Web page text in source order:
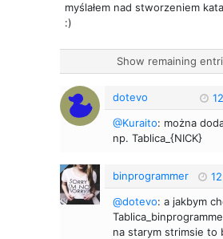
myślałem nad stworzeniem
:)
Show remaining
dotevo
@Kuraito: można
np. Tablica_{NICK}
binprogrammer
@dotevo: a jakbym
na starym strimsie to